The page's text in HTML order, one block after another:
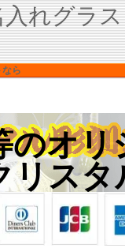
れグラ
ら
のオリ
リスタ